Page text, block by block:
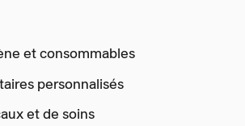
et consommables
personnalisés
et de soins